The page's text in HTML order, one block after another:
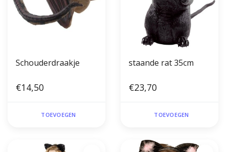
Schouderdraakje
€14,50
TOEVOEGEN
staande rat 35cm
€23,70
TOEVOEGEN